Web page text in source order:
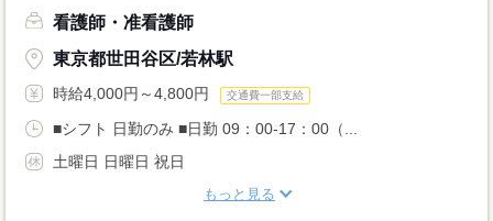
看護師・准看護師
東京都世田谷区/若林駅
時給4,000円～4,800円 交通費一部支給
■シフト 日勤のみ ■日勤 09：00-17：00（...
土曜日 日曜日 祝日
もっと見る